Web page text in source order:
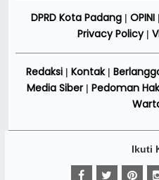
DPRD Kota Padang| OPINI|
Privacy Policy|
Redaksi| Kontak|
Media Siber| Pedoman
Ikuti